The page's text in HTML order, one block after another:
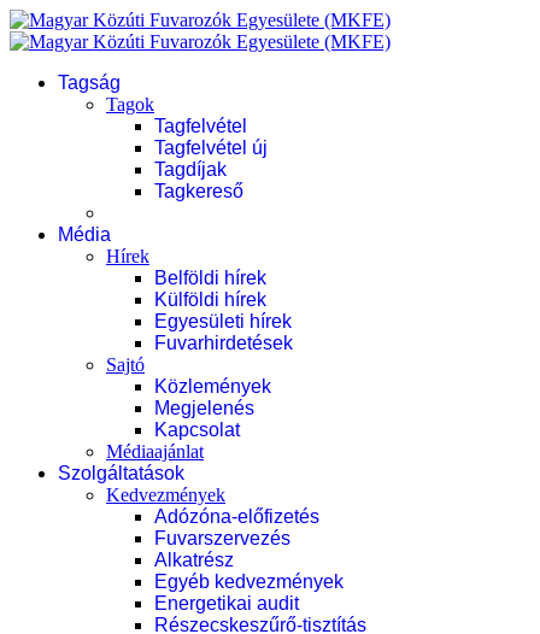
Tagság
Tagok
Tagfelvétel
Tagfelvétel új
Tagdíjak
Tagkereső
Média
Hírek
Belföldi hírek
Külföldi hírek
Egyesületi hírek
Fuvarhirdetések
Sajtó
Közlemények
Megjelenés
Kapcsolat
Médiaajánlat
Szolgáltatások
Kedvezmények
Adózóna-előfizetés
Fuvarszervezés
Alkatrész
Egyéb kedvezmények
Energetikai audit
Részecskeszűrő-tisztítás